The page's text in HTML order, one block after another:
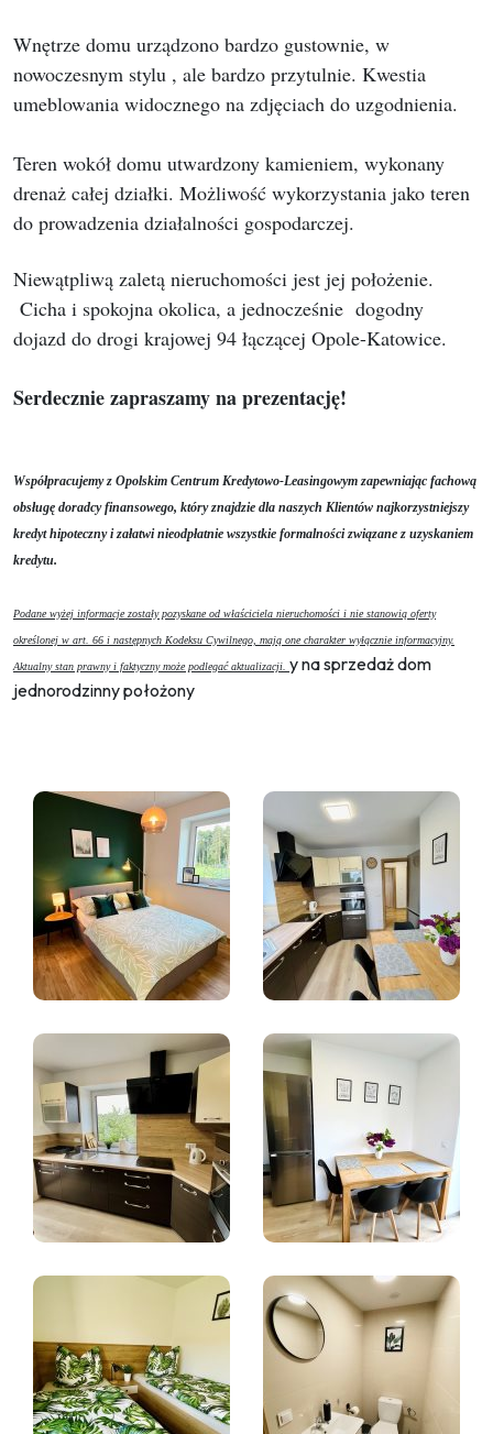
Wnętrze domu urządzono bardzo gustownie, w
nowoczesnym stylu , ale bardzo przytulnie. Kwestia
umeblowania widocznego na zdjęciach do uzgodnienia.
Teren wokół domu utwardzony kamieniem, wykonany
drenaż całej działki. Możliwość wykorzystania jako teren
do prowadzenia działalności gospodarczej.
Niewątpliwą zaletą nieruchomości jest jej położenie.
Cicha i spokojna okolica, a jednocześnie dogodny
dojazd do drogi krajowej 94 łączącej Opole-Katowice.
Serdecznie zapraszamy na prezentację!
Współpracujemy z Opolskim Centrum Kredytowo-Leasingowym zapewniając fachową
obsługę doradcy finansowego, który znajdzie dla naszych Klientów najkorzystniejszy
kredyt hipoteczny i załatwi nieodpłatnie wszystkie formalności związane z uzyskaniem
kredytu.
Podane wyżej informacje zostały pozyskane od właściciela nieruchomości i nie stanowią oferty
określonej w art. 66 i następnych Kodeksu Cywilnego, mają one charakter wyłącznie informacyjny.
Aktualny stan prawny i faktyczny może podlegać aktualizacji. y na sprzedaż dom
jednorodzinny położony